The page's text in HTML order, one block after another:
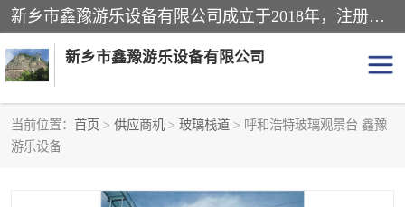
新乡市鑫豫游乐设备有限公司成立于2018年，注册地位于河南省。经营范围包括游乐设备、滑索、滑道、空中自行车、吊桥、拓展器材、攀岩器材、趣桥、悬崖秋千、网红桥、儿童乐园设备、水上乐园设备、丛林穿越设备、音乐呐喊设备、轨道滑车、栈道、玻璃滑道、观景平台、景观包装的设计、制造、销售、安装、维修，景区策划服务。
新乡市鑫豫游乐设备有限公司
当前位置： 首页 > 供应商机 > 玻璃栈道 > 呼和浩特玻璃观景台 鑫豫
游乐设备
游乐设备
儿童乐园设备